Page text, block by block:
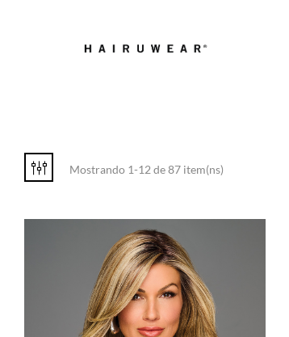
Mostrando 1-12 de 87 item(ns)